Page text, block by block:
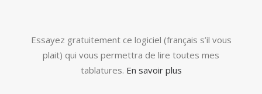
Essayez gratuitement ce logiciel (français s’il vous
plait) qui vous permettra de lire toutes mes
tablatures. En savoir plus